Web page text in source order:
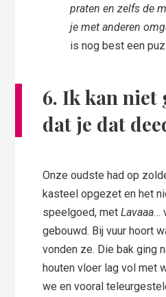
praten en zelfs de
je met anderen
is nog best een
6. Ik kan niet
dat je dat
Onze oudste had op
kasteel opgezet en het
speelgoed, metLavaaa…
gebouwd. Bij vuur hoort
vonden ze. Die bak ging
houten vloer lag vol met
we en vooral